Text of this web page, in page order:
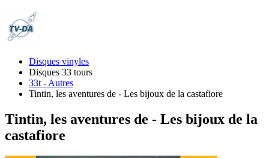
Disques vinyles
Disques 33 tours
33t - Autres
Tintin, les aventures de - Les bijoux de la castafiore
Tintin, les aventures de - Les bijoux de la
castafiore